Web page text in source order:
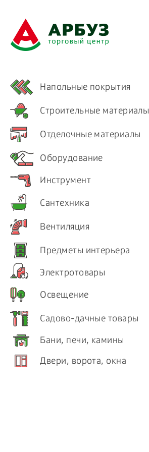
Напольные покрытия
Строительные материалы
Отделочные материалы
Оборудование
Инструмент
Сантехника
Вентиляция
Предметы интерьера
Электротовары
Освещение
Садово-дачные товары
Бани, печи, камины
Двери, ворота, окна